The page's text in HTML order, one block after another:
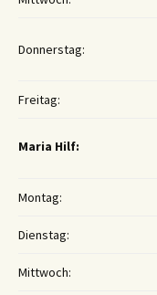
Donnerstag:
Freitag:
Maria Hilf:
Montag:
Dienstag:
Mittwoch: